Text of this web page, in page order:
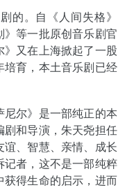
的。自《人间失格》
》等一批原创音乐剧官
又在上海掀起了一股
育，本土音乐剧已经
尔》是一部纯正的本
和导演，朱天尧担任
、智慧、亲情、成长
者，这不是一部纯粹
得生命的启示，进而